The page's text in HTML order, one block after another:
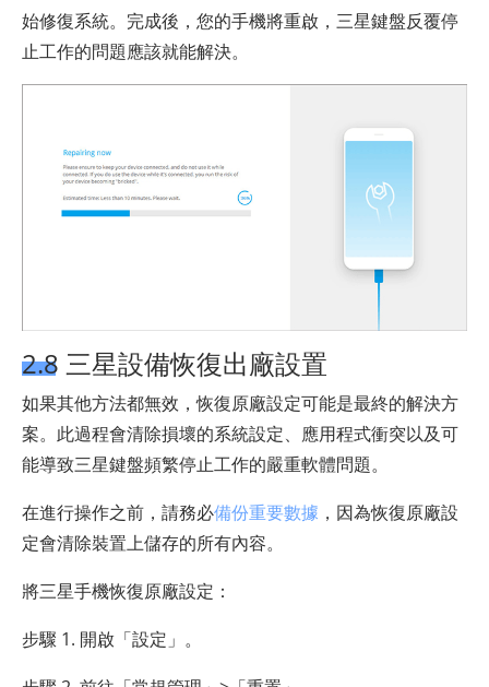
始修復系統。完成後，您的手機將重啟，三星鍵盤反覆停
止工作的問題應該就能解決。
2.8 三星設備恢復出廠設置
如果其他方法都無效，恢復原廠設定可能是最終的解決方
案。此過程會清除損壞的系統設定、應用程式衝突以及可
能導致三星鍵盤頻繁停止工作的嚴重軟體問題。
在進行操作之前，請務必備份重要數據 ，因為恢復原廠設
定會清除裝置上儲存的所有內容。
將三星手機恢復原廠設定：
步驟 1. 開啟「設定」。